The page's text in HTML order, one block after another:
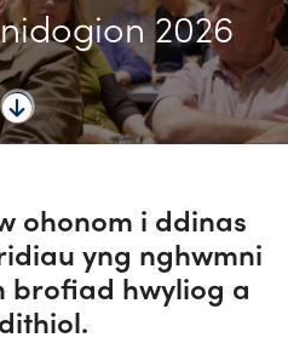
2026
ohonom i ddinas
yng nghwmni
brofiad hwyliog a